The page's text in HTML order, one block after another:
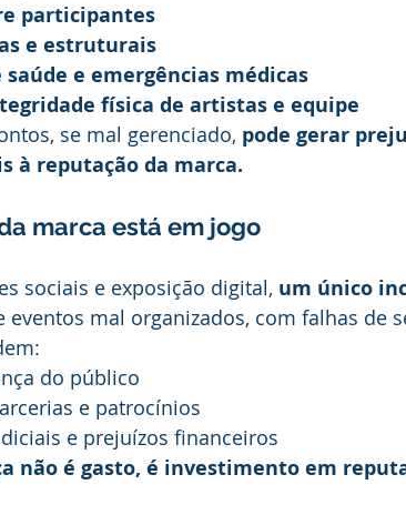
participantes
e estruturais
saúde e emergências médicas
física de artistas e equipe
se mal gerenciado, pode gerar
à reputação da marca.
marca está em jogo
sociais e exposição digital, um único
eventos mal organizados, com falhas de
do público
e patrocínios
e prejuízos financeiros
não é gasto, é investimento em